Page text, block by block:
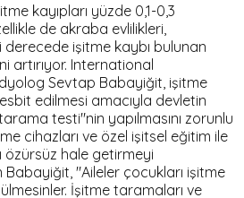
kayıpları yüzde 0,1-0,3
de akraba evlilikleri,
işitme kaybı bulunan
artırıyor. International
Sevtap Babayiğit, işitme
edilmesi amacıyla devletin
testi"nin yapılmasını zorunlu
cihazları ve özel işitsel eğitim ile
özürsüz hale getirmeyi
Babayiğit, "Aileler çocukları işitme
İşitme taramaları ve